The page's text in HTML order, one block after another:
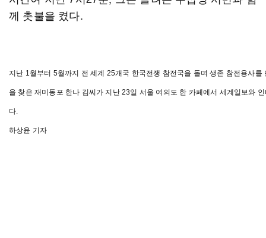
께 촛불을 켰다.
지난 1월부터 5월까지 전 세계 25개국 한국전쟁 참전국을 돌며 생존 참전용사를
을 찾은 재미동포 한나 김씨가 지난 23일 서울 여의도 한 카페에서 세계일보와
다.
하상윤 기자